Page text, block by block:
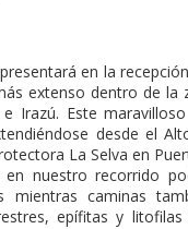
en la
extenso dentro de la
Irazú. Este
desde el
La Selva en
nuestro recorrido
caminas
epífitas y